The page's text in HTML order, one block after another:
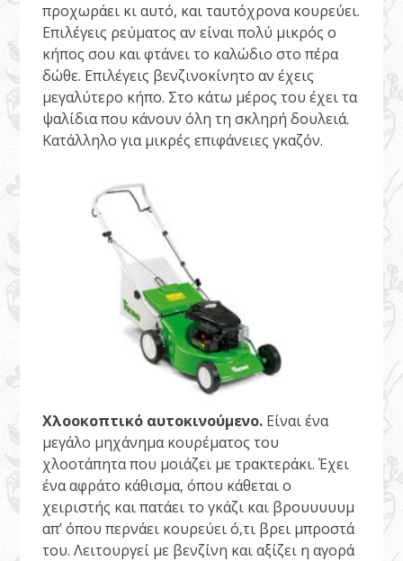
προχωράει κι αυτό, και ταυτόχρονα κουρεύει.
Επιλέγεις ρεύματος αν είναι πολύ μικρός ο
κήπος σου και φτάνει το καλώδιο στο πέρα
δώθε. Επιλέγεις βενζινοκίνητο αν έχεις
μεγαλύτερο κήπο. Στο κάτω μέρος του έχει τα
ψαλίδια που κάνουν όλη τη σκληρή δουλειά.
Κατάλληλο για μικρές επιφάνειες γκαζόν.
Χλοοκοπτικό αυτοκινούμενο. Είναι ένα
μεγάλο μηχάνημα κουρέματος του
χλοοτάπητα που μοιάζει με τρακτεράκι. Έχει
ένα αφράτο κάθισμα, όπου κάθεται ο
χειριστής και πατάει το γκάζι και βρουυυυυμ
απ’ όπου περνάει κουρεύει ό,τι βρει μπροστά
του. Λειτουργεί με βενζίνη και αξίζει η αγορά